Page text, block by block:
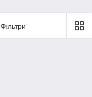
Фільтри